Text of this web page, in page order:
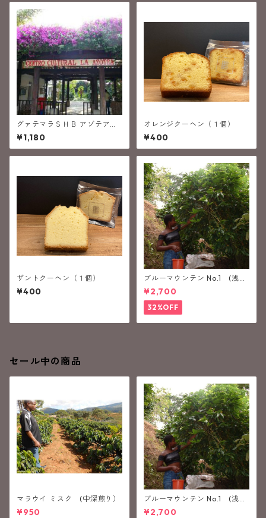
グァテマラＳＨＢ アゾテア
(中深煎り）
¥1,180
オレンジクーヘン（１個）
¥400
ザントクーヘン（１個）
¥400
ブルーマウンテン No.1 (浅煎
り）
¥2,700
32%OFF
セール中の商品
マラウイ ミスク (中深煎り）
¥950
ブルーマウンテン No.1 (浅煎
り）
¥2,700